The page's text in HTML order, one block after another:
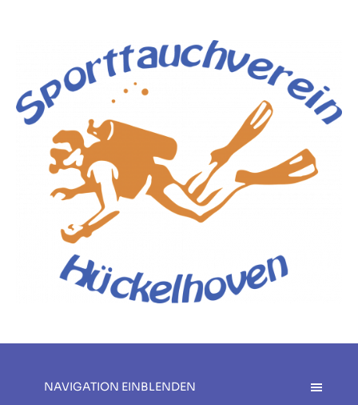
NAVIGATION EINBLENDEN